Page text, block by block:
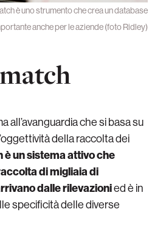
è uno strumento che crea un database
anche per le aziende (foto Ridley)
all’avanguardia che si basa su
della raccolta dei
è un sistema attivo che
di migliaia di
dalle rilevazionied è in
specificità delle diverse